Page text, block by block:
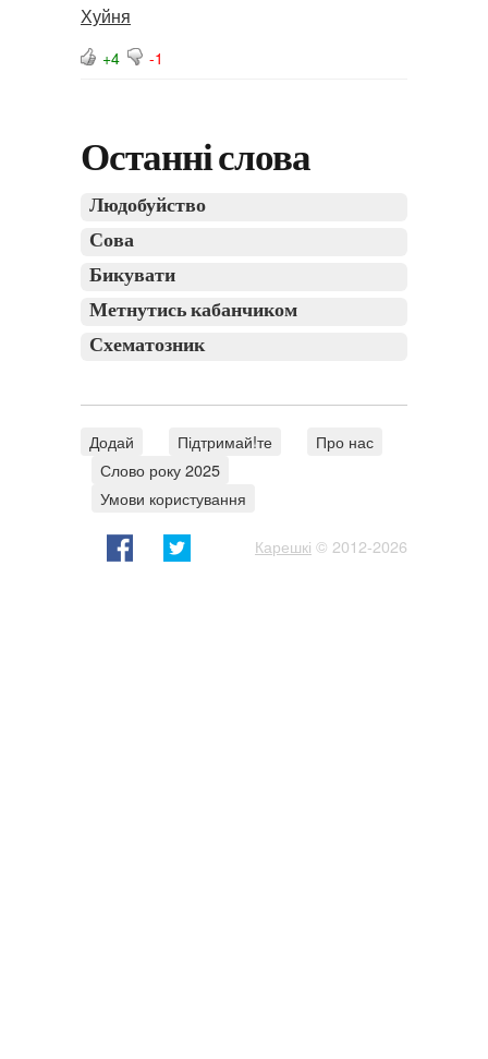
Хуйня
+4 -1
Останні слова
Людобуйство
Сова
Бикувати
Метнутись кабанчиком
Схематозник
Додай Підтримай!те
Про нас
Слово року 2025
Умови користування
Карешкі © 2012-2026